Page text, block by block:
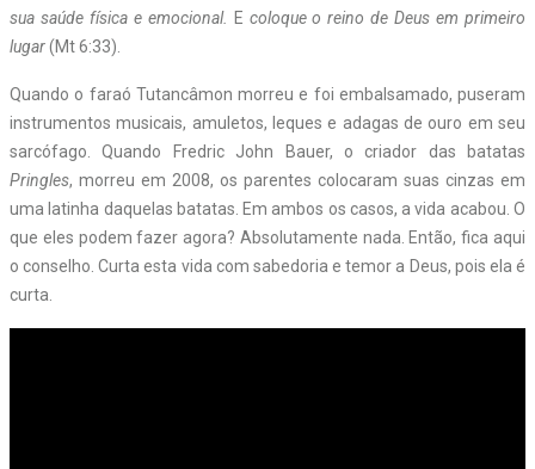
sua saúde física e emocional. E coloque o reino de Deus em primeiro
lugar(Mt 6:33).
Quando o faraó Tutancâmon morreu e foi embalsamado, puseram
instrumentos musicais, amuletos, leques e adagas de ouro em seu
sarcófago. Quando Fredric John Bauer, o criador das batatas
Pringles, morreu em 2008, os parentes colocaram suas cinzas em
uma latinha daquelas batatas. Em ambos os casos, a vida acabou. O
que eles podem fazer agora? Absolutamente nada. Então, fica aqui
o conselho. Curta esta vida com sabedoria e temor a Deus, pois ela é
curta.